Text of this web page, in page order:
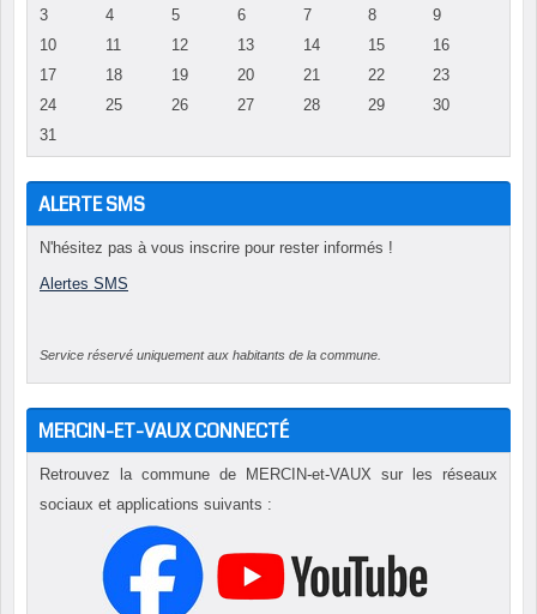
3
4 5 6 7 8
9
10
11 12 13 14 15
16
17
18 19 20 21 22
23
24
25 26 27 28 29
30
31
ALERTE SMS
N'hésitez pas à vous inscrire pour rester informés !
Alertes SMS
Service réservé uniquement aux habitants de la commune.
MERCIN-ET-VAUX CONNECTÉ
Retrouvez la commune de MERCIN-et-VAUX sur les réseaux
sociaux et applications suivants :